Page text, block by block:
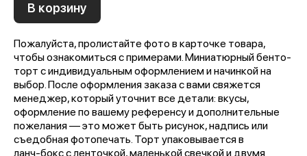
В корзину
Пожалуйста, пролистайте фото в карточке товара,
чтобы ознакомиться с примерами. Миниатюрный бенто-
торт с индивидуальным оформлением и начинкой на
выбор. После оформления заказа с вами свяжется
менеджер, который уточнит все детали: вкусы,
оформление по вашему референсу и дополнительные
пожелания — это может быть рисунок, надпись или
съедобная фотопечать. Торт упаковывается в
ланч‑бокс с ленточкой, маленькой свечкой и двумя